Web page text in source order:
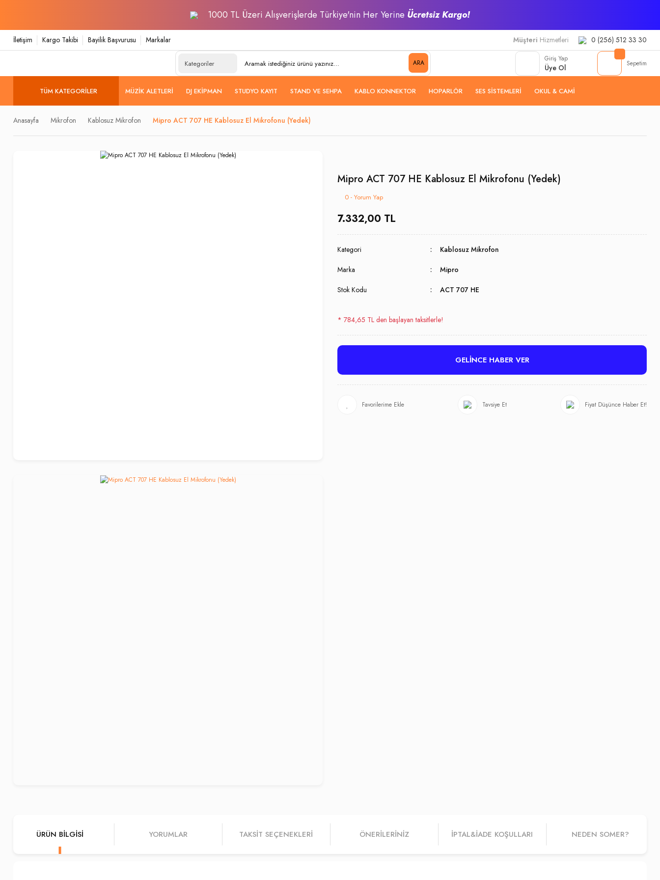
1000 TL Üzeri Alışverişlerde Türkiye'nin Her Yerine Ücretsiz Kargo!
İletişim Kargo Takibi Bayilik Başvurusu Markalar Müşteri Hizmetleri 0 (256) 512 33 30
ARA
Giriş Yap
Üye Ol Sepetim
TÜM KATEGORILER MÜZIK ALETLERI DJ EKIPMAN STUDYO KAYIT STAND VE SEHPA KABLO KONNEKTOR HOPARLÖR SES SISTEMLERI OKUL & CAMI
Anasayfa Mikrofon Kablosuz Mikrofon Mipro ACT 707 HE Kablosuz El Mikrofonu (Yedek)
Mipro ACT 707 HE Kablosuz El Mikrofonu (Yedek)
0 - Yorum Yap
7.332,00 TL
Kategori Kablosuz Mikrofon
Marka Mipro
Stok Kodu ACT 707 HE
* 784,65 TL den başlayan taksitlerle!
GELİNCE HABER VER
Tavsiye Et Fiyat Düşünce Haber Et!
ÜRÜN BILGISI YORUMLAR TAKSIT SEÇENEKLERI ÖNERILERINIZ İPTAL&IADE KOŞULLARI NEDEN SOMER?